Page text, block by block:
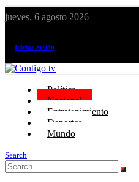
jueves, 6 agosto 2026
Iniciar Sesión
Política
Nacional
Entretenimiento
Deportes
Mundo
Search